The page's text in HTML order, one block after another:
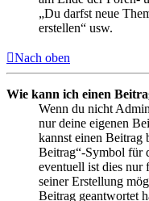
„Du darfst neue
erstellen“ usw.
Nach oben
Wie kann ich einen
Wenn du nicht
nur deine eigenen
kannst einen Beitrag
Beitrag“-Symbol für
eventuell ist dies nur
seiner Erstellung
Beitrag geantwortet